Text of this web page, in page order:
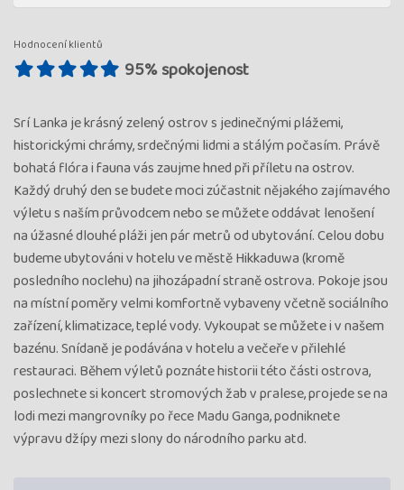
Hodnocení klientů
95% spokojenost
Srí Lanka je krásný zelený ostrov s jedinečnými plážemi,
historickými chrámy, srdečnými lidmi a stálým počasím. Právě
bohatá flóra i fauna vás zaujme hned při příletu na ostrov.
Každý druhý den se budete moci zúčastnit nějakého zajímavého
výletu s naším průvodcem nebo se můžete oddávat lenošení
na úžasné dlouhé pláži jen pár metrů od ubytování. Celou dobu
budeme ubytováni v hotelu ve městě Hikkaduwa (kromě
posledního noclehu) na jihozápadní straně ostrova. Pokoje jsou
na místní poměry velmi komfortně vybaveny včetně sociálního
zařízení, klimatizace, teplé vody. Vykoupat se můžete i v našem
bazénu. Snídaně je podávána v hotelu a večeře v přilehlé
restauraci. Během výletů poznáte historii této části ostrova,
poslechnete si koncert stromových žab v pralese, projede se na
lodi mezi mangrovníky po řece Madu Ganga, podniknete
výpravu džípy mezi slony do národního parku atd.